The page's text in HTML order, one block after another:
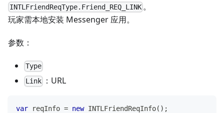
INTLFriendReqType.Friend_REQ_LINK 。
玩家需本地安装 Messenger 应用。
参数：
Type
Link
：URL
var reqInfo = new INTLFriendReqInfo( ) ;